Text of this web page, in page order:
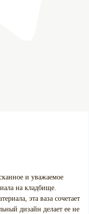
и уважаемое
на кладбище.
эта ваза сочетает
дизайн делает ее не